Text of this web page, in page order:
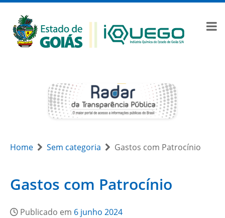
Home Sem categoria Gastos com Patrocínio
Gastos com Patrocínio
Publicado em 6 junho 2024